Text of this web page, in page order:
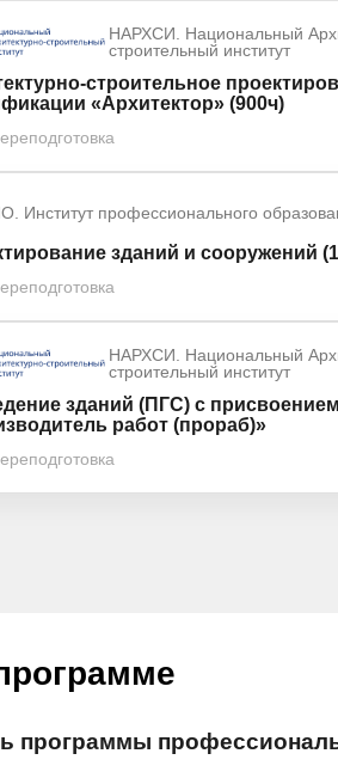
НАРХСИ. Национальный
строительный институт
строительное
«Архитектор» (900ч)
Институт профессионального
зданий и сооружений
НАРХСИ. Национальный
строительный институт
зданий (ПГС) с
работ (прораб)»
программы